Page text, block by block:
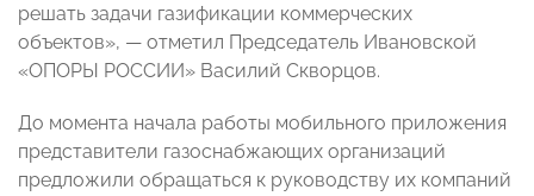
решать задачи газификации коммерческих
объектов», — отметил Председатель Ивановской
«ОПОРЫ РОССИИ» Василий Скворцов.
До момента начала работы мобильного приложения
представители газоснабжающих организаций
предложили обращаться к руководству их компаний